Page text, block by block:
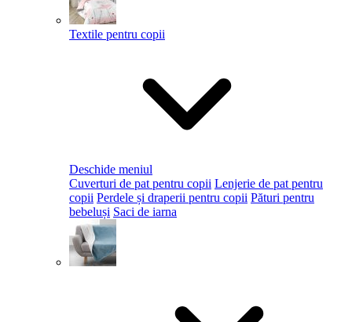
Textile pentru copii
Deschide meniul
Cuverturi de pat pentru copii Lenjerie de pat pentru
copii Perdele și draperii pentru copii Pături pentru
bebeluși Saci de iarna